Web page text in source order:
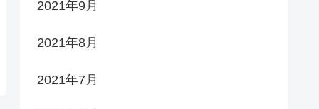
2021年9月
2021年8月
2021年7月